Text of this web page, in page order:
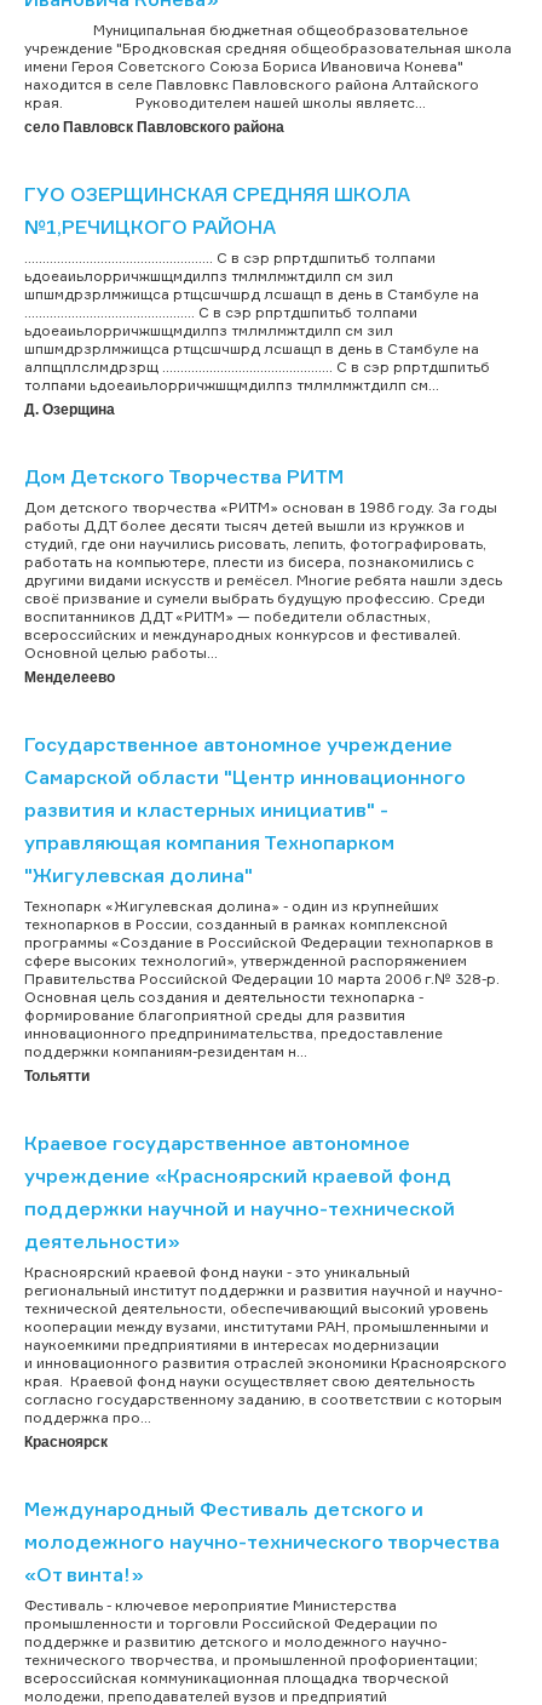
Муниципальная бюджетная общеобразовательное
учреждение "Бродковская средняя общеобразовательная школа
имени Героя Советского Союза Бориса Ивановича Конева"
находится в селе Павловкс Павловского района Алтайского
края. Руководителем нашей школы являетс...
село Павловск Павловского района
ГУО ОЗЕРЩИНСКАЯ СРЕДНЯЯ ШКОЛА
№1,РЕЧИЦКОГО РАЙОНА
.................................................... С в сэр рпртдшпитьб толпами
ьдоеаиьлорричжшщмдилпз тмлмлмжтдилп см зил
шпшмдрзрлмжищса ртщсшчшрд лсшащп в день в Стамбуле на
............................................... С в сэр рпртдшпитьб толпами
ьдоеаиьлорричжшщмдилпз тмлмлмжтдилп см зил
шпшмдрзрлмжищса ртщсшчшрд лсшащп в день в Стамбуле на
алпщплслмдрзрщ ............................................... С в сэр рпртдшпитьб
толпами ьдоеаиьлорричжшщмдилпз тмлмлмжтдилп см...
Д. Озерщина
Дом Детского Творчества РИТМ
Дом детского творчества «РИТМ» основан в 1986 году. За годы
работы ДДТ более десяти тысяч детей вышли из кружков и
студий, где они научились рисовать, лепить, фотографировать,
работать на компьютере, плести из бисера, познакомились с
другими видами искусств и ремёсел. Многие ребята нашли здесь
своё призвание и сумели выбрать будущую профессию. Среди
воспитанников ДДТ «РИТМ» — победители областных,
всероссийских и международных конкурсов и фестивалей.
Основной целью работы...
Менделеево
Государственное автономное учреждение
Самарской области "Центр инновационного
развития и кластерных инициатив" -
управляющая компания Технопарком
"Жигулевская долина"
Технопарк «Жигулевская долина» - один из крупнейших
технопарков в России, созданный в рамках комплексной
программы «Создание в Российской Федерации технопарков в
сфере высоких технологий», утвержденной распоряжением
Правительства Российской Федерации 10 марта 2006 г.№ 328-р.
Основная цель создания и деятельности технопарка -
формирование благоприятной среды для развития
инновационного предпринимательства, предоставление
поддержки компаниям-резидентам н...
Тольятти
Краевое государственное автономное
учреждение «Красноярский краевой фонд
поддержки научной и научно-технической
деятельности»
Красноярский краевой фонд науки - это уникальный
региональный институт поддержки и развития научной и научно-
технической деятельности, обеспечивающий высокий уровень
кооперации между вузами, институтами РАН, промышленными и
наукоемкими предприятиями в интересах модернизации
и инновационного развития отраслей экономики Красноярского
края. Краевой фонд науки осуществляет свою деятельность
согласно государственному заданию, в соответствии с которым
поддержка про...
Красноярск
Международный Фестиваль детского и
молодежного научно-технического творчества
«От винта!»
Фестиваль - ключевое мероприятие Министерства
промышленности и торговли Российской Федерации по
поддержке и развитию детского и молодежного научно-
технического творчества, и промышленной профориентации;
всероссийская коммуникационная площадка творческой
молодежи, преподавателей вузов и предприятий